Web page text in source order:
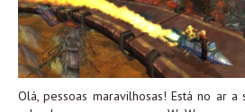
Olá, pessoas maravilhosas! Está no ar